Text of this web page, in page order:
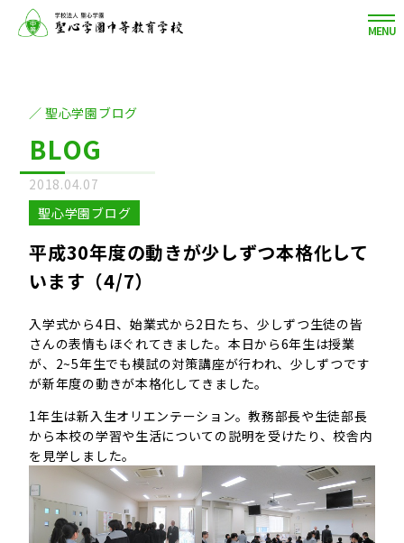
MENU
聖心学園ブログ
BLOG
2018.04.07
聖心学園ブログ
平成30年度の動きが少しずつ本格化して
います（4/7）
入学式から4日、始業式から2日たち、少しずつ生徒の皆
さんの表情もほぐれてきました。本日から6年生は授業
が、2~5年生でも模試の対策講座が行われ、少しずつです
が新年度の動きが本格化してきました。
1年生は新入生オリエンテーション。教務部長や生徒部長
から本校の学習や生活についての説明を受けたり、校舎内
を見学しました。